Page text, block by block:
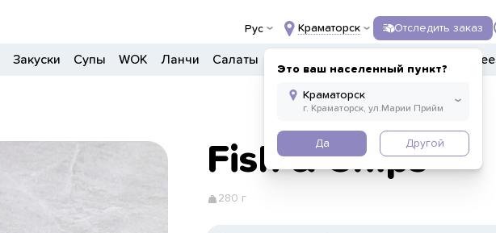
Рус Краматорск
Это ваш населенный пункт?
Да Другой
Отследить заказ
Закуски Супы WOK Ланчи Салаты Прочее
Fish & Chips
280 г